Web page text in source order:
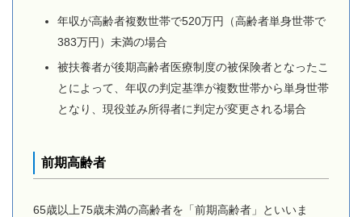
年収が高齢者複数世帯で520万円（高齢者単身世帯で
383万円）未満の場合
被扶養者が後期高齢者医療制度の被保険者となったこ
とによって、年収の判定基準が複数世帯から単身世帯
となり、現役並み所得者に判定が変更される場合
前期高齢者
65歳以上75歳未満の高齢者を「前期高齢者」といいま